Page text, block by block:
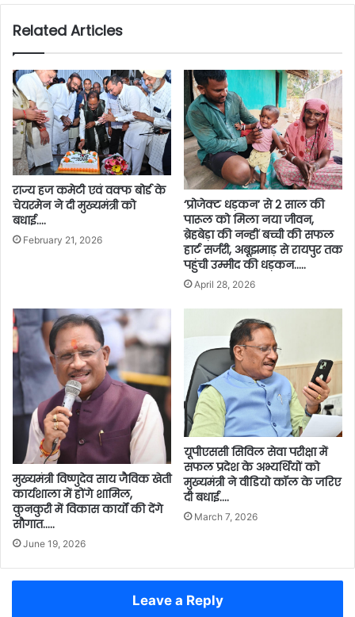
Related Articles
राज्य हज कमेटी एवं वक्फ बोर्ड के
चेयरमेन ने दी मुख्यमंत्री को
बधाई….
February 21, 2026
‘प्रोजेक्ट धड़कन’ से 2 साल की
पारूल को मिला नया जीवन,
ब्रेहबेड़ा की नन्हीं बच्ची की सफल
हार्ट सर्जरी, अबूझमाड़ से रायपुर तक
पहुंची उम्मीद की धड़कन…..
April 28, 2026
मुख्यमंत्री विष्णुदेव साय जैविक खेती
कार्यशाला में होंगे शामिल,
कुनकुरी में विकास कार्यों की देंगे
सौगात…..
June 19, 2026
यूपीएससी सिविल सेवा परीक्षा में
सफल प्रदेश के अभ्यर्थियों को
मुख्यमंत्री ने वीडियो कॉल के जरिए
दी बधाई….
March 7, 2026
Leave a Reply